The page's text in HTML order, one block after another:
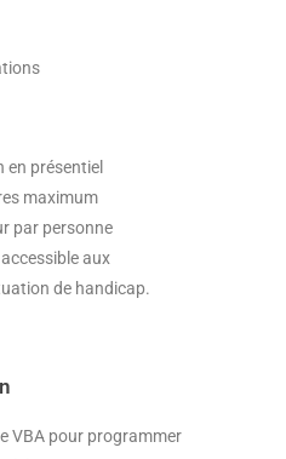
en présentiel
maximum
par personne
aux
de handicap.
VBA pour programmer